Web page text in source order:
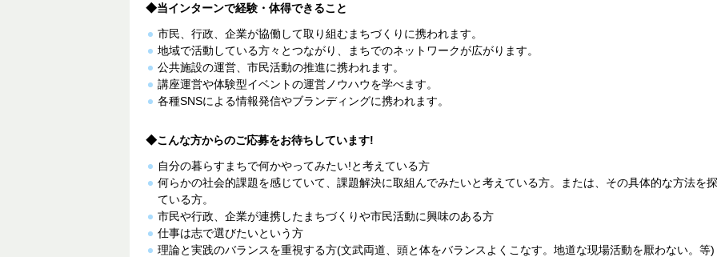
◆当インターンで経験・体得できること
市民、行政、企業が協働して取り組むまちづくりに携われます。
地域で活動している方々とつながり、まちでのネットワークが広がります。
公共施設の運営、市民活動の推進に携われます。
講座運営や体験型イベントの運営ノウハウを学べます。
各種SNSによる情報発信やブランディングに携われます。
◆こんな方からのご応募をお待ちしています!
自分の暮らすまちで何かやってみたい!と考えている方
何らかの社会的課題を感じていて、課題解決に取組んでみたいと考えている方。または、その具体的な方法を
ている方。
市民や行政、企業が連携したまちづくりや市民活動に興味のある方
仕事は志で選びたいという方
理論と実践のバランスを重視する方(文武両道、頭と体をバランスよくこなす。地道な現場活動を厭わない。等)